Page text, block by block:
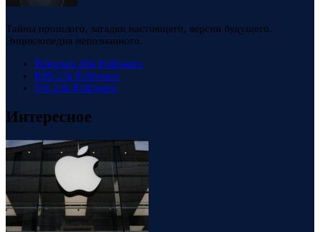
Тайны прошлого, загадки настоящего, версии будущего.
Энциклопедия непознанного.
Telegram 88k Followers
RSS 23k Followers
VK 23k Followers
Интересное